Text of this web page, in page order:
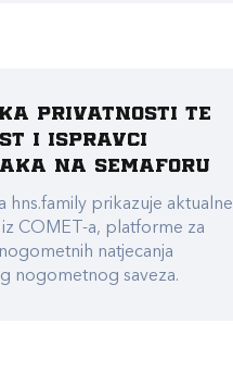
privatnosti te
i ispravci
na Semaforu
hns.family prikazuje aktualne
COMET-a, platforme za
natjecanja
nogometnog saveza.